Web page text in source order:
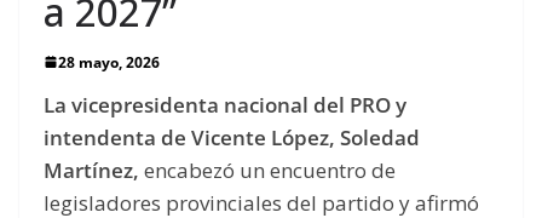
a 2027”
28 mayo, 2026
La vicepresidenta nacional del PRO y
intendenta de Vicente López, Soledad
Martínez, encabezó un encuentro de
legisladores provinciales del partido y afirmó